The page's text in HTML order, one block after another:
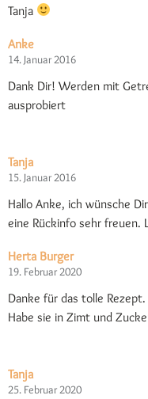
Tanja
Anke
14. Januar 2016
Dank Dir! Werden mit
ausprobiert
Tanja
15. Januar 2016
Hallo Anke, ich wünsche
eine Rückinfo sehr freuen.
Herta Burger
19. Februar 2020
Danke für das tolle
Habe sie in Zimt und
Tanja
25. Februar 2020